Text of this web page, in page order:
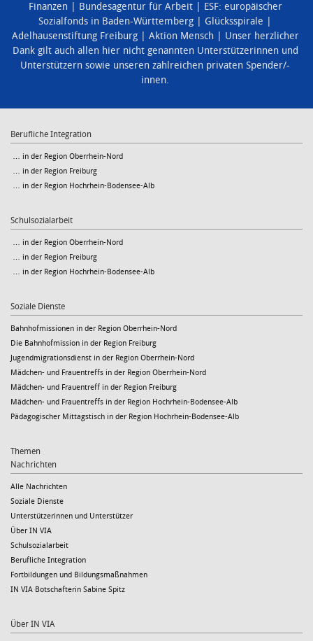
Finanzen
Bundesagentur für Arbeit
ESF: europäischer
Sozialfonds in Baden-Württemberg
Glücksspirale
Adelhausenstiftung Freiburg
Aktion Mensch
Unser herzlicher
Dank gilt auch allen hier nicht genannten Unterstützerinnen und
Unterstützern sowie unseren zahlreichen privaten Spender/-
innen.
Berufliche Integration
… in der Region Oberrhein-Nord
… in der Region Freiburg
… in der Region Hochrhein-Bodensee-Alb
Schulsozialarbeit
… in der Region Oberrhein-Nord
… in der Region Freiburg
… in der Region Hochrhein-Bodensee-Alb
Soziale Dienste
Bahnhofmissionen in der Region Oberrhein-Nord
Die Bahnhofmission in der Region Freiburg
Jugendmigrationsdienst in der Region Oberrhein-Nord
Mädchen- und Frauentreffs in der Region Oberrhein-Nord
Mädchen- und Frauentreff in der Region Freiburg
Mädchen- und Frauentreffs in der Region Hochrhein-Bodensee-Alb
Pädagogischer Mittagstisch in der Region Hochrhein-Bodensee-Alb
Themen
Nachrichten
Alle Nachrichten
Soziale Dienste
Unterstützerinnen und Unterstützer
Über IN VIA
Schulsozialarbeit
Berufliche Integration
Fortbildungen und Bildungsmaßnahmen
IN VIA Botschafterin Sabine Spitz
Über IN VIA